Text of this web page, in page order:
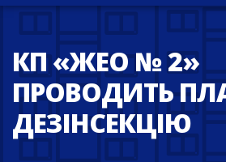
КП «ЖЕО № 2»
ПРОВОДИТЬ
ДЕЗІНСЕКЦІЮ